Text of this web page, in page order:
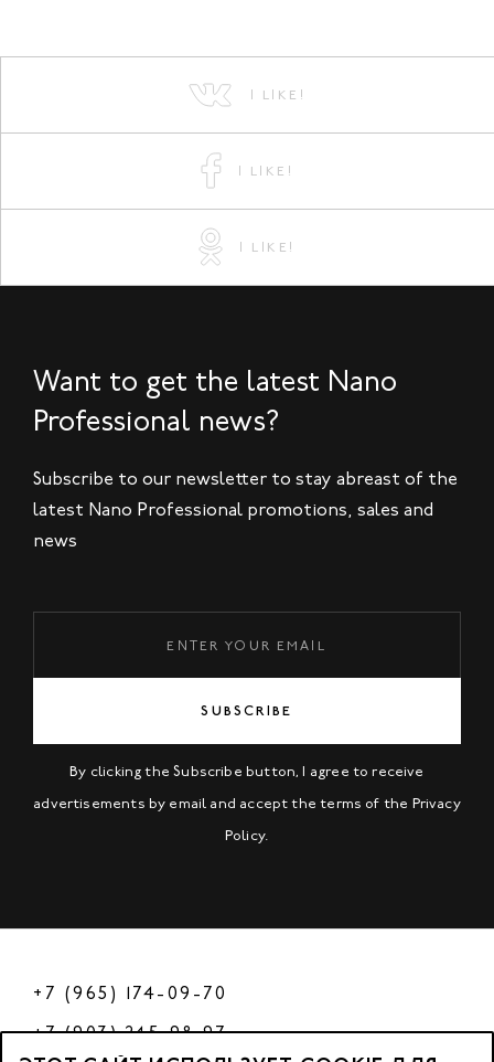
I LIKE!
I LIKE!
I LIKE!
Want to get the latest Nano
Professional news?
Subscribe to our newsletter to stay abreast of the
latest Nano Professional promotions, sales and
news
SUBSCRIBE
By clicking the Subscribe button, I agree to receive
advertisements by email and accept the terms of the Privacy
Policy.
+7 (965) 174-09-70
+7 (903) 245-98-97